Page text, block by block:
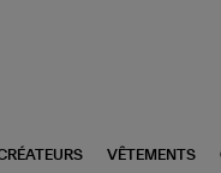
VÊTEMENTS